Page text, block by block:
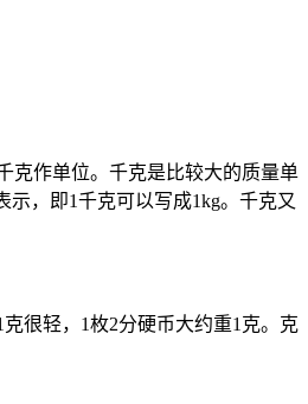
克作单位。千克是比较大的质量单
示，即1千克可以写成1kg。千克又
很轻，1枚2分硬币大约重1克。克